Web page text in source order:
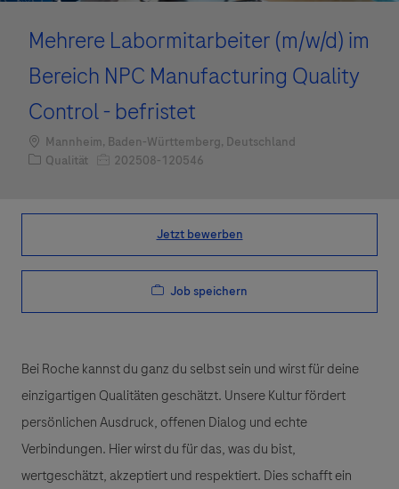
Mehrere Labormitarbeiter (m/w/d) im
Bereich NPC Manufacturing Quality
Control - befristet
Standort
Mannheim, Baden-Württemberg, Deutschland
Kategorie
Qualität Job-ID202508-120546
Jetzt bewerben
Job speichern
Bei Roche kannst du ganz du selbst sein und wirst für deine
einzigartigen Qualitäten geschätzt. Unsere Kultur fördert
persönlichen Ausdruck, offenen Dialog und echte
Verbindungen. Hier wirst du für das, was du bist,
wertgeschätzt, akzeptiert und respektiert. Dies schafft ein